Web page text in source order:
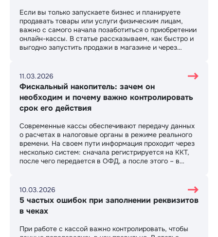
Если вы только запускаете бизнес и планируете
продавать товары или услуги физическим лицам,
важно с самого начала позаботиться о приобретении
онлайн-кассы. В статье рассказываем, как быстро и
выгодно запустить продажи в магазине и через
11.03.2026
Фискальный накопитель: зачем он
необходим и почему важно контролировать
срок его действия
Современные кассы обеспечивают передачу данных
о расчетах в налоговые органы в режиме реального
времени. На своем пути информация проходит через
несколько систем: сначала регистрируется на ККТ,
после чего передается в ОФД, а после этого – в
несанкционированного доступа.
10.03.2026
5 частых ошибок при заполнении реквизитов
в чеках
При работе с кассой важно контролировать, чтобы